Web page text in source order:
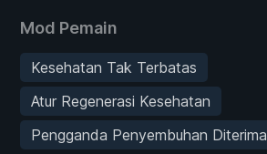
Mod Pemain
Kesehatan Tak Terbatas
Atur Regenerasi Kesehatan
Pengganda Penyembuhan Diterima